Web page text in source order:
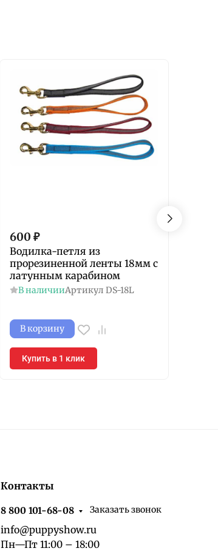
600 ₽
Водилка-петля из
прорезиненной ленты 18мм с
латунным карабином
В наличииАртикул DS-18L
В корзину
Купить в 1 клик
Контакты
8 800 101-68-08 Заказать звонок
info@puppyshow.ru
Пн—Пт 11:00 – 18:00